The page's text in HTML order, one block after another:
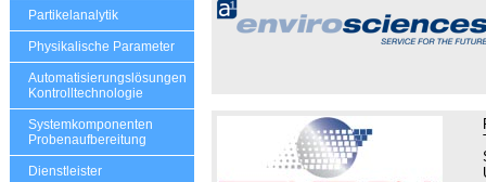
Partikelanalytik
Physikalische Parameter
Automatisierungslösungen
Kontrolltechnologie
Systemkomponenten
Probenaufbereitung
Dienstleister